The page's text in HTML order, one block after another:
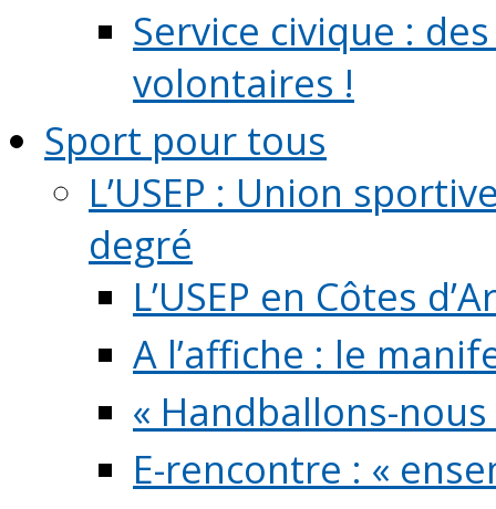
Service civique :
volontaires !
Sport pour tous
L’USEP : Union
degré
L’USEP en Côtes
A l’affiche : le
« Handballons-
E-rencontre : «